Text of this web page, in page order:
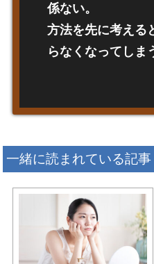
係ない。
方法を先に考える
らなくなってしま
一緒に読まれている記事